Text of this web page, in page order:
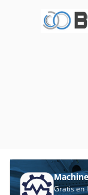
Cazo de
Peso total:
• Lista para
como nuevo •
Gratis en